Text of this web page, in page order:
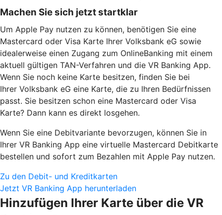
Machen Sie sich jetzt startklar
Um Apple Pay nutzen zu können, benötigen Sie eine
Mastercard oder Visa Karte Ihrer Volksbank eG sowie
idealerweise einen Zugang zum OnlineBanking mit einem
aktuell gültigen TAN-Verfahren und die VR Banking App.
Wenn Sie noch keine Karte besitzen, finden Sie bei
Ihrer Volksbank eG eine Karte, die zu Ihren Bedürfnissen
passt. Sie besitzen schon eine Mastercard oder Visa
Karte? Dann kann es direkt losgehen.
Wenn Sie eine Debitvariante bevorzugen, können Sie in
Ihrer VR Banking App eine virtuelle Mastercard Debitkarte
bestellen und sofort zum Bezahlen mit Apple Pay nutzen.
Zu den Debit- und Kreditkarten
Jetzt VR Banking App herunterladen
Hinzufügen Ihrer Karte über die VR